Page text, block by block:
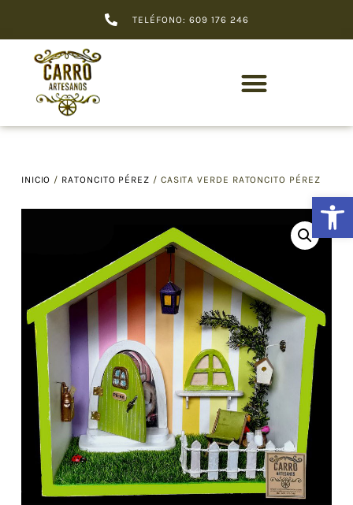
Abrir
TELÉFONO: 609 176 246
INICIO / RATONCITO PÉREZ / CASITA VERDE RATONCITO PÉREZ